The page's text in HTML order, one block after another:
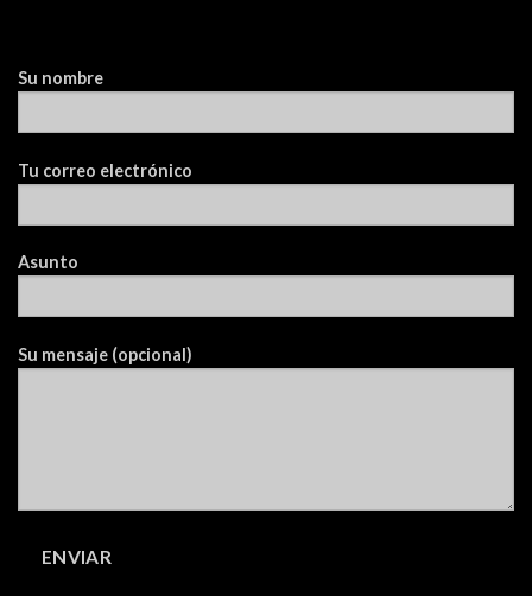
Su nombre
Tu correo electrónico
Asunto
Su mensaje (opcional)